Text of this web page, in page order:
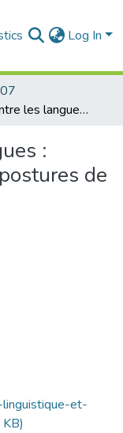
Log In
Enseigner entre les langues : pluralité linguistique et postures de l’enseignant-e
:
de
et-